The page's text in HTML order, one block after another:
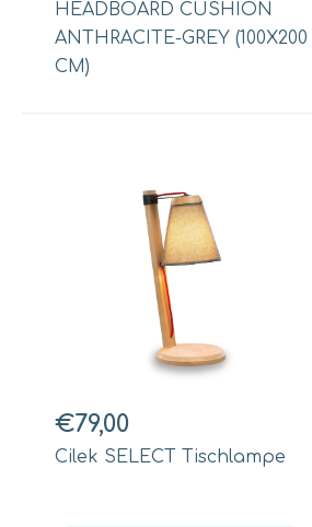
HEADBOARD CUSHION
ANTHRACITE-GREY (100X200
CM)
€79,00
Cilek SELECT Tischlampe